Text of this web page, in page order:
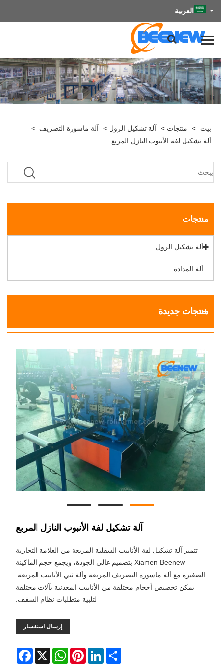
العربية
بيت > منتجات > آلة تشكيل الرول > آلة ماسورة التصريف
>
آلة تشكيل لفة الأنبوب النازل المربع
منتجات
آلة تشكيل الرول
آلة المدادة
منتجات جديدة
آلة تشكيل لفة الأنبوب النازل المربع
تتميز آلة تشكيل لفة الأنابيب السفلية المربعة من العلامة التجارية
Xiamen Beenew بتصميم عالي الجودة، ويجمع حجم الماكينة
الصغيرة مع آلة ماسورة التصريف المربعة وآلة ثني الأنابيب المربعة.
يمكن تخصيص أحجام مختلفة من الأنابيب المعدنية بآلات مختلفة
لتلبية متطلبات نظام السقف.
إرسال استفسار
Facebook X
WhatsAppPinterestLinkedInShare